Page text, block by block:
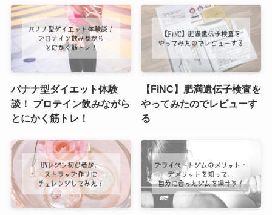
バナナ型ダイエット体験
談！ プロテイン飲みながら
とにかく筋トレ！
【FiNC】肥満遺伝子検査を
やってみたのでレビューす
る